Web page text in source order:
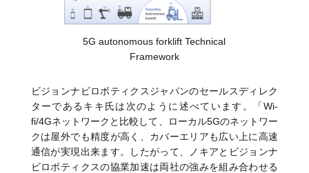
5G autonomous forklift Technical
Framework
ビジョンナビロボティクスジャパンのセールスディレク
ターであるキキ氏は次のように述べています。「Wi-
fi/4Gネットワークと比較して、ローカル5Gのネットワー
クは屋外でも精度が高く、カバーエリアも広い上に高速
通信が実現出来ます。したがって、ノキアとビジョンナ
ビロボティクスの協業加速は両社の強みを組み合わせる